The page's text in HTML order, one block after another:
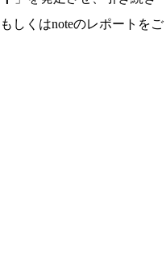
しくはnoteのレポートをご